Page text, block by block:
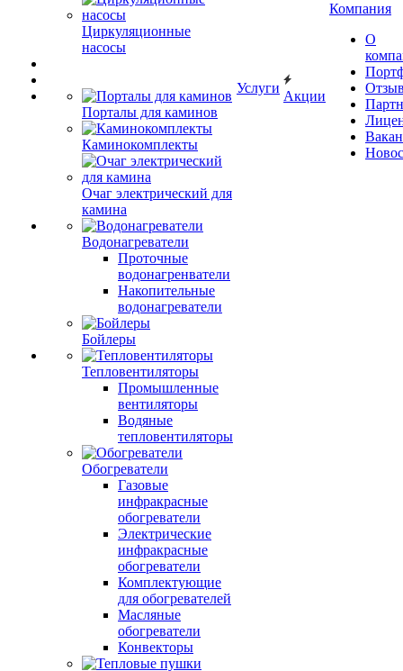
Циркуляционные
насосы
Порталы для каминов
Каминокомплекты
Очаг электрический для
камина
Водонагреватели
Проточные
водонагренватели
Накопительные
водонагреватели
Бойлеры
Тепловентиляторы
Промышленные
вентиляторы
Водяные
тепловентиляторы
Обогреватели
Газовые
инфракрасные
обогреватели
Электрические
инфракрасные
обогреватели
Комплектующие
для обогревателей
Масляные
обогреватели
Конвекторы
Услуги
Акции
Компания
О